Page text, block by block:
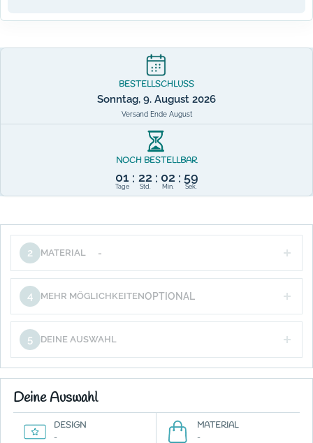
BESTELLSCHLUSS
Sonntag, 9. August 2026
Versand Ende August
NOCH BESTELLBAR
01
Tage
: 22
Std.
: 02
Min.
: 58
Sek.
2 MATERIAL -
4 MEHR MÖGLICHKEITENOPTIONAL
5 DEINE AUSWAHL
Deine Auswahl
DESIGN
-
MATERIAL
-